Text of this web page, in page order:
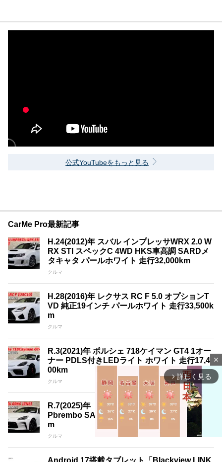
公式YouTubeをもっと見る
CarMe Pro最新記事
H.24(2012)年 スバル インプレッサWRX 2.0 W
RX STI スペックC 4WD HKS車高調 SARDメ
タキャタ パールホワイト 走行32,000km
クルマ
H.28(2016)年 レクサス RC F 5.0 オプションT
VD 純正19インチ パールホワイト 走行33,500k
m
クルマ
R.3(2021)年 ポルシェ 718ケイマン GT4 1オー
ナー PDLS付きLEDライト ホワイト 走行17,4
00km
クルマ
R.7(2025)年 トヨタ GR86 2.4 RZ 1オーナー O
Pbrembo SACHS パールホワイト 走行3,200k
m
クルマ
Android 17搭載タブレット「Blackview LINK
close
arrow_forward_ios 詳しく見る